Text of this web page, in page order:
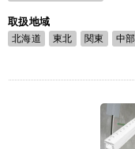
取扱地域
北海道 東北 関東 中部